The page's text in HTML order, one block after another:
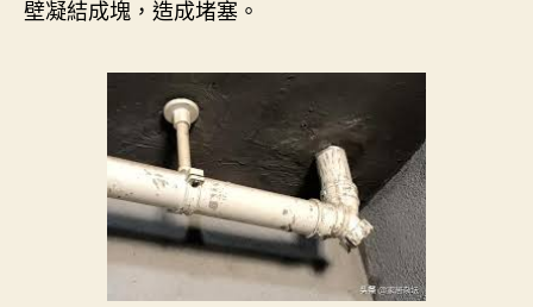
壁凝結成塊，造成堵塞。